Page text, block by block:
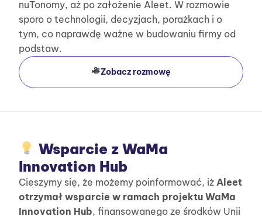
nuTonomy, aż po założenie Aleet. W rozmowie
sporo o technologii, decyzjach, porażkach i o
tym, co naprawdę ważne w budowaniu firmy od
podstaw.
Zobacz rozmowę
Wsparcie z WaMa
Innovation Hub
Cieszymy się, że możemy poinformować, iż Aleet
otrzymał wsparcie w ramach projektu WaMa
Innovation Hub, finansowanego ze środków Unii